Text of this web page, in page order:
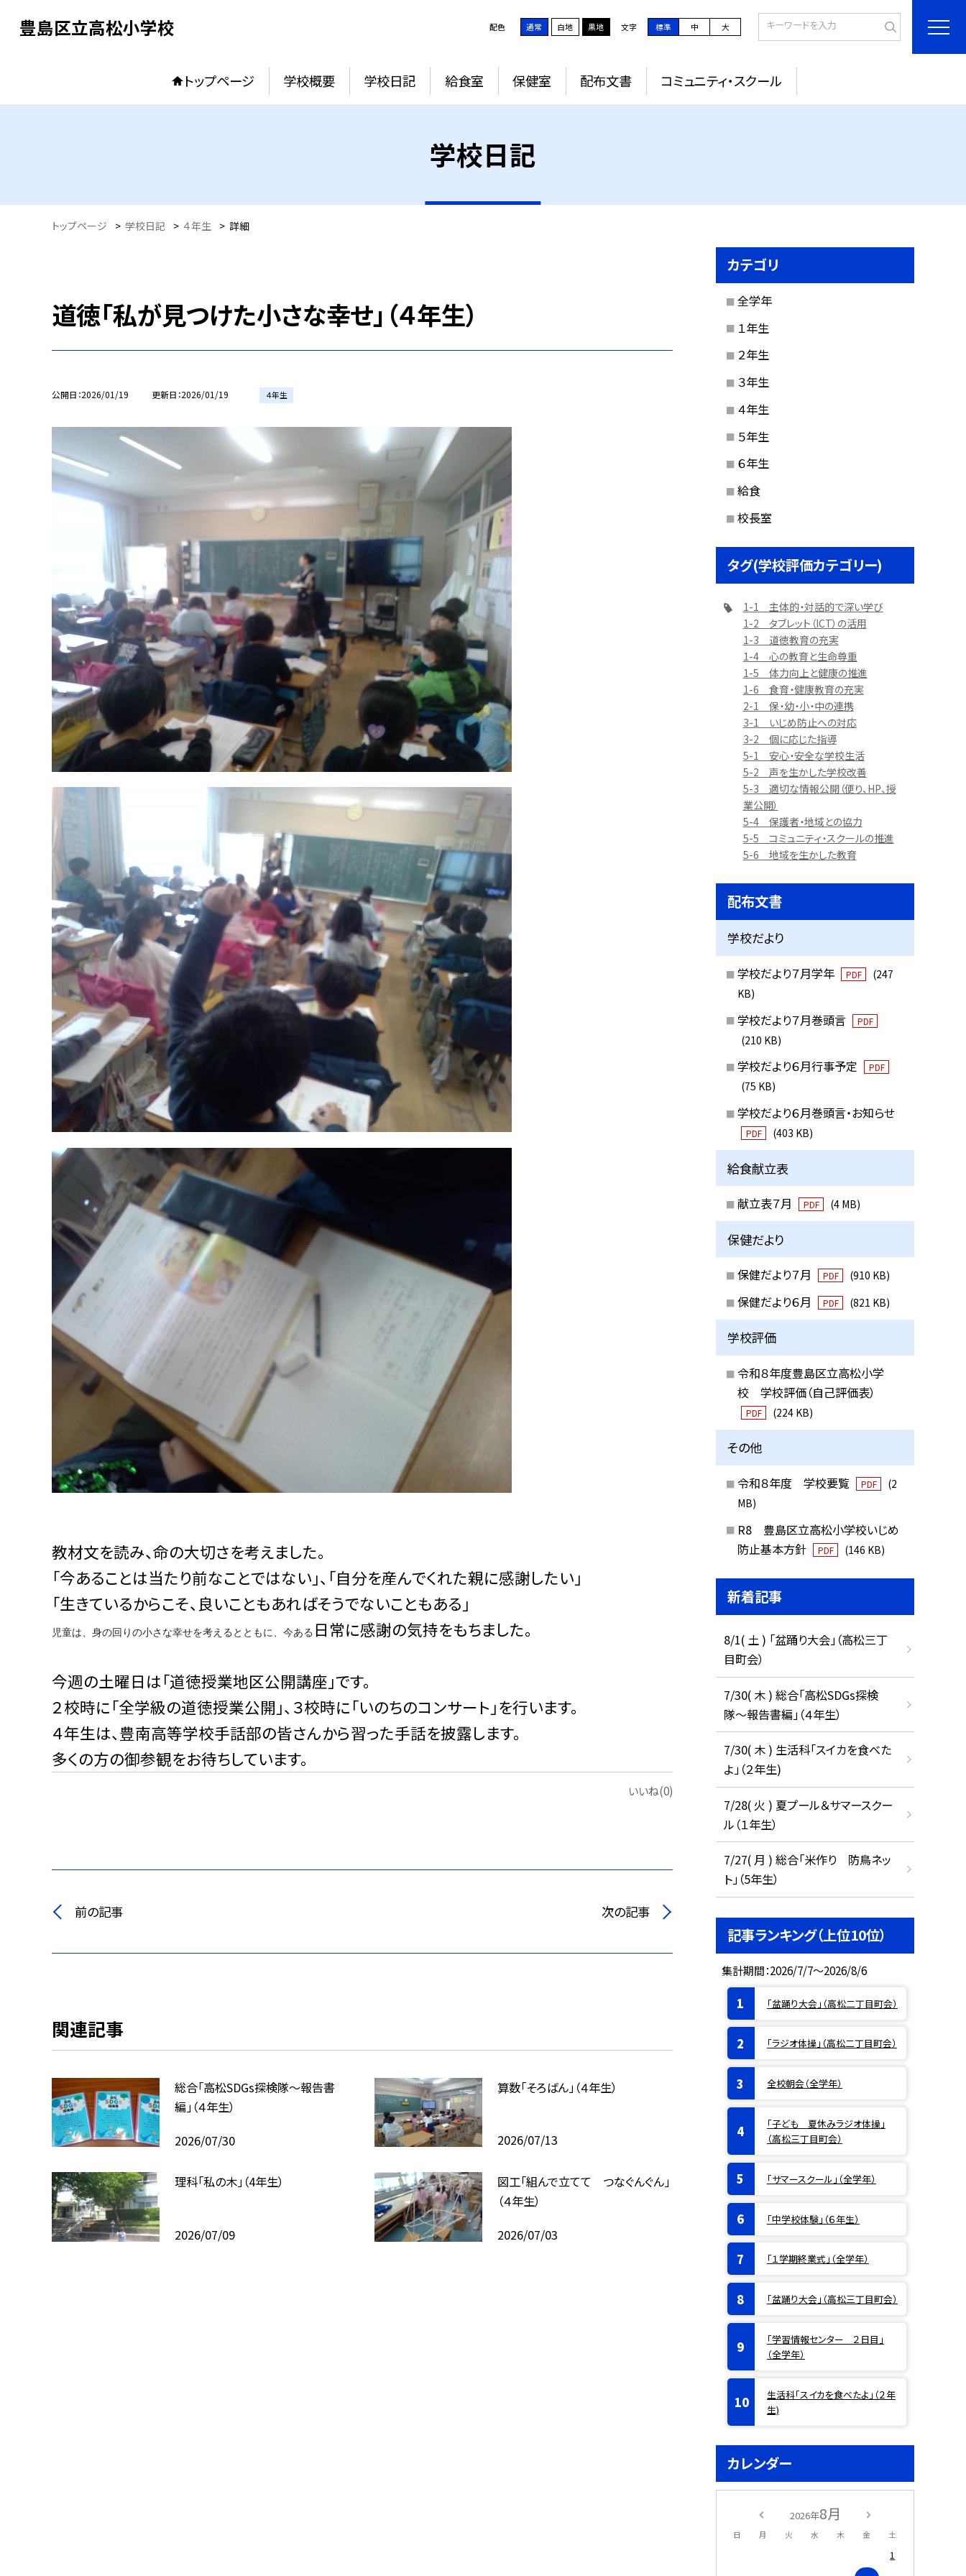
豊島区立高松小学校 配色 通常 白地 黒地 文字 標準 中 大
トップページ 学校概要 学校日記 給食室 保健室 配布文書 コミュニティ・スクール
学校日記
トップページ > 学校日記 > ４年生 > 詳細
道徳「私が見つけた小さな幸せ」（４年生）
公開日 2026/01/19 更新日 2026/01/19 ４年生
教材文を読み、命の大切さを考えました。
「今あることは当たり前なことではない」、「自分を産んでくれた親に感謝したい」
「生きているからこそ、良いこともあればそうでないこともある」
児童は、身の回りの小さな幸せを考えるとともに、今ある 日常に感謝の気持をもちました。
今週の土曜日は「道徳授業地区公開講座」です。
２校時に「全学級の道徳授業公開」、３校時に「いのちのコンサート」を行います。
４年生は、豊南高等学校手話部の皆さんから習った手話を披露します。
多くの方の御参観をお待ちしています。
いいね(0)
前の記事 次の記事
関連記事
総合「高松SDGs探検隊〜報告書
編」（４年生）
2026/07/30
算数「そろばん」（４年生）
2026/07/13
理科「私の木」（4年生）
2026/07/09
図工「組んで立てて つなぐんぐん」
（４年生）
2026/07/03
カテゴリ
全学年
１年生
２年生
３年生
４年生
５年生
６年生
給食
校長室
タグ(学校評価カテゴリー)
1-1 主体的・対話的で深い学び
1-2 タブレット（ICT）の活用
1-3 道徳教育の充実
1-4 心の教育と生命尊重
1-5 体力向上と健康の推進
1-6 食育・健康教育の充実
2-1 保・幼・小・中の連携
3-1 いじめ防止への対応
3-2 個に応じた指導
5-1 安心・安全な学校生活
5-2 声を生かした学校改善
5-3 適切な情報公開（便り、HP、授
業公開）
5-4 保護者・地域との協力
5-5 コミュニティ・スクールの推進
5-6 地域を生かした教育
配布文書
学校だより
学校だより７月学年 PDF
(247
KB)
学校だより７月巻頭言 PDF
(210 KB)
学校だより６月行事予定 PDF
(75 KB)
学校だより６月巻頭言・お知らせ
PDF (403 KB)
給食献立表
献立表７月 PDF (4 MB)
保健だより
保健だより７月 PDF (910 KB)
保健だより６月 PDF (821 KB)
学校評価
令和８年度豊島区立高松小学
校 学校評価（自己評価表）
PDF (224 KB)
その他
令和８年度 学校要覧 PDF
(2
MB)
R8 豊島区立高松小学校いじめ
防止基本方針
PDF (146 KB)
新着記事
8/1( 土 ) 「盆踊り大会」（高松三丁
目町会）
7/30( 木 ) 総合「高松SDGs探検
隊〜報告書編」（４年生）
7/30( 木 ) 生活科「スイカを食べた
よ」（２年生)
7/28( 火 ) 夏プール＆サマースクー
ル（１年生）
7/27( 月 ) 総合「米作り 防鳥ネッ
ト」（5年生）
記事ランキング（上位10位）
集計期間：2026/7/7～2026/8/6
「盆踊り大会」（高松二丁目町会）
「ラジオ体操」（高松二丁目町会）
全校朝会（全学年）
「子ども 夏休みラジオ体操」
（高松三丁目町会）
「サマースクール」（全学年）
「中学校体験」（６年生）
「１学期終業式」（全学年）
「盆踊り大会」（高松三丁目町会）
「学習情報センター ２日目」
（全学年）
生活科「スイカを食べたよ」（２年
生)
カレンダー
2026年8月
日 月 火 水 木 金 土
1